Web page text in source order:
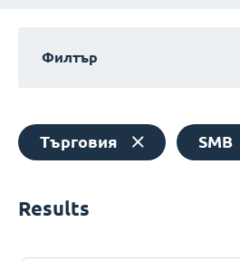
Филтър
Търговия SMB
Results